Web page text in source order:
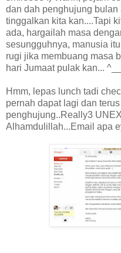
dan dah penghujung bulan
tinggalkan kita kan....Tapi
ada, hargailah masa
sesungguhnya, manusia
rugi jika membuang masa
hari Jumaat pulak kan...
Hmm, lepas lunch tadi
pernah dapat lagi dan
penghujung..Really3
Alhamdulillah...Email apa